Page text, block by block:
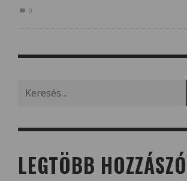
0
LEGTÖBB